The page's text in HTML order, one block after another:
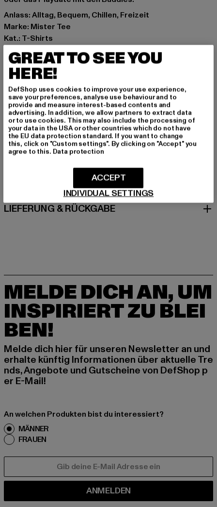
Anlass: Alltag, Bequem, Chillen, Freizeit
Marke: Mister Tee
Kat.: T-Shirts
Farbe: blau
Hersteller Farbe: vintageblue
Materialzusammensetzung: 100% Baumwolle
Art.Nr: MTK286-02428
Hersteller: TB International GmbH |info@tbint.de
Dr.-Robert-Murjahn-Straße 7 | 64372 Ober-Ramstadt |
DE
GRÖSSE & PASSFORM
PFLEGEHINWEISE
LIEFERUNG & RÜCKGABE
MELDE DICH AN, UM
INSPIRIERT ZU BLEI
BEN!
Melde dich hier für unseren Newsletter an und
erhalte künftig Informationen über aktuelle Tre
nds, Angebote und Gutscheine von DefShop p
er E-Mail!
An welchen Produkten bist du interessiert?
MÄNNER
FRAUEN
ANMELDEN
GREAT TO SEE YOU
HERE!
DefShop uses cookies to improve your use experience,
save your preferences, analyse use behaviour and to
provide and measure interest-based contents and
advertising. In addition, we allow partners to extract data
or to use cookies. This may also include the processing of
your data in the USA or other countries which do not have
the EU data protection standard. If you want to change
this, click on "Custom settings". By clicking on "Accept" you
agree to this. Data protection
INDIVIDUAL SETTINGS
ACCEPT